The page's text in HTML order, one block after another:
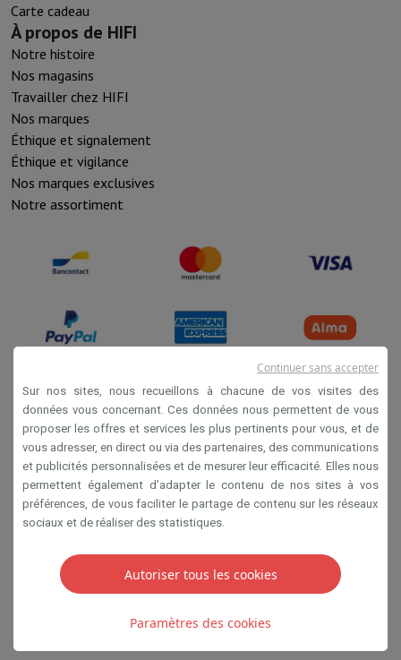
Carte cadeau
À propos de HIFI
Notre histoire
Nos magasins
Travailler chez HIFI
Nos marques
Éthique et signalement
Éthique et vigilance
Nos marques exclusives
Notre assortiment
Conditions de vente
Privacy
Disclaimer
Cookies
SA HIFI international 2 Rue Läiteschbaach, 5324
Contern, G-D de Luxembourg - 00 128 297/101
TVA LU 190.388.17
Sur nos sites, nous recueillons à chacune de vos visites des
données vous concernant. Ces données nous permettent de vous
proposer les offres et services les plus pertinents pour vous, et de
vous adresser, en direct ou via des partenaires, des communications
et publicités personnalisées et de mesurer leur efficacité. Elles nous
permettent également d’adapter le contenu de nos sites à vos
préférences, de vous faciliter le partage de contenu sur les réseaux
sociaux et de réaliser des statistiques.
Autoriser tous les cookies
Paramètres des cookies
Continuer sans accepter